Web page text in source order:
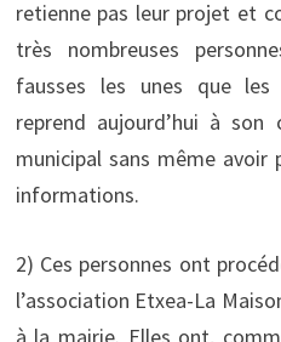
retienne pas leur projet et
très nombreuses
fausses les unes que les
reprend aujourd’hui à
municipal sans même
informations.
2) Ces personnes ont
l’association Etxea-La
à la mairie. Elles ont,